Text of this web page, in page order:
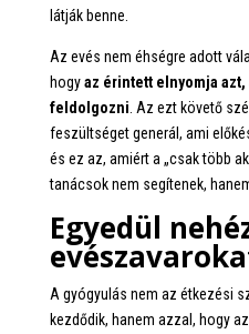
látják benne.
Az evés nem éhségre adott
hogyaz érintett elnyomja azt,
feldolgozni . Az ezt követő
feszültséget generál, ami
és ez az, amiért a „csak több
tanácsok nem segítenek,
Egyedül
A gyógyulás nem az étkezési
kezdődik, hanem azzal, hogy